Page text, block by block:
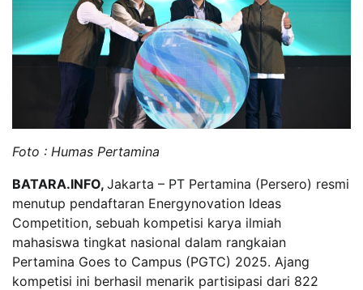
Foto : Humas Pertamina
BATARA.INFO, Jakarta – PT Pertamina (Persero) resmi
menutup pendaftaran Energynovation Ideas
Competition, sebuah kompetisi karya ilmiah
mahasiswa tingkat nasional dalam rangkaian
Pertamina Goes to Campus (PGTC) 2025. Ajang
kompetisi ini berhasil menarik partisipasi dari 822